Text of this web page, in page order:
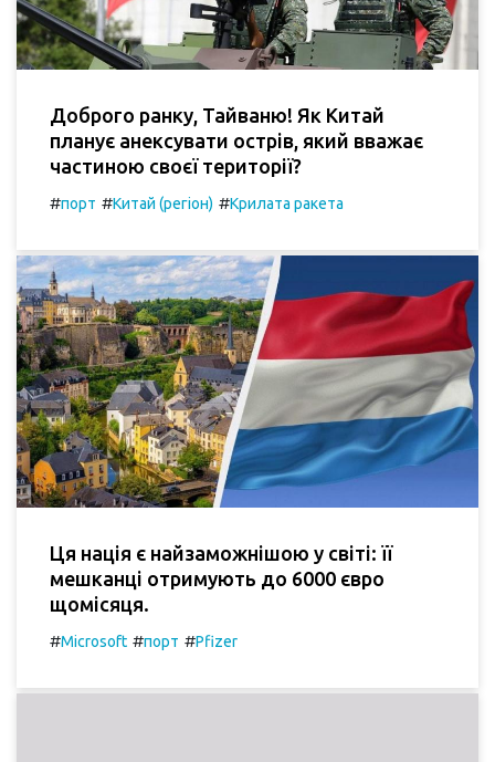
Доброго ранку, Тайваню! Як Китай
планує анексувати острів, який вважає
частиною своєї території?
#порт #Китай (регіон) #Крилата ракета
Ця нація є найзаможнішою у світі: її
мешканці отримують до 6000 євро
щомісяця.
#Microsoft #порт #Pfizer